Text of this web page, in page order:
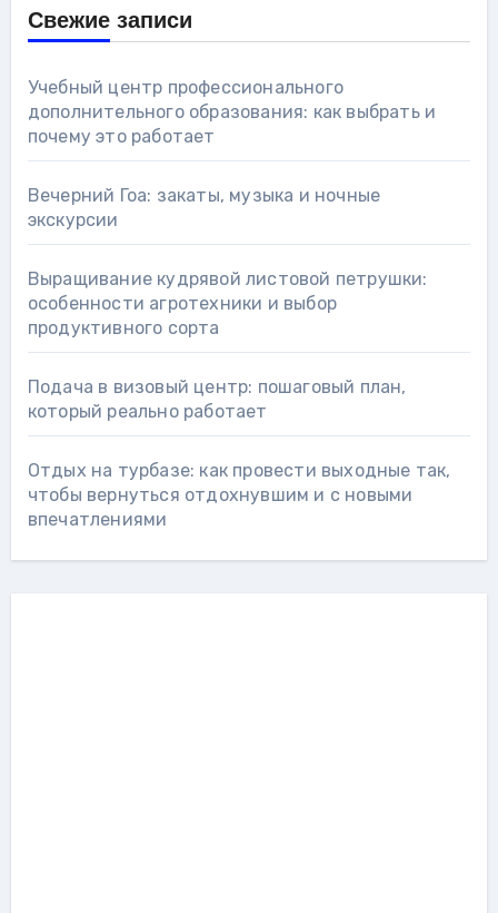
Свежие записи
Учебный центр профессионального
дополнительного образования: как выбрать и
почему это работает
Вечерний Гоа: закаты, музыка и ночные
экскурсии
Выращивание кудрявой листовой петрушки:
особенности агротехники и выбор
продуктивного сорта
Подача в визовый центр: пошаговый план,
который реально работает
Отдых на турбазе: как провести выходные так,
чтобы вернуться отдохнувшим и с новыми
впечатлениями